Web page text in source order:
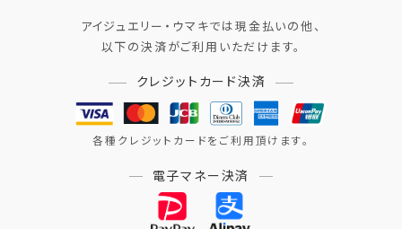
アイジュエリー・ウマキでは現金払いの他、
以下の決済がご利用いただけます。
クレジットカード決済
各種クレジットカードをご利用頂けます。
電子マネー決済